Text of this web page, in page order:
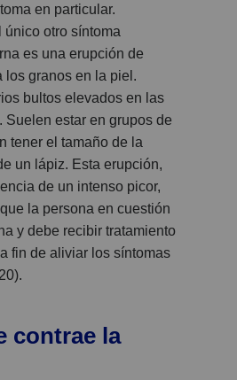
en particular.
único otro síntoma
es una erupción de
los granos en la piel.
bultos elevados en las
Suelen estar en grupos de
tener el tamaño de la
un lápiz. Esta erupción,
de un intenso picor,
la persona en cuestión
y debe recibir tratamiento
fin de aliviar los síntomas
contrae la